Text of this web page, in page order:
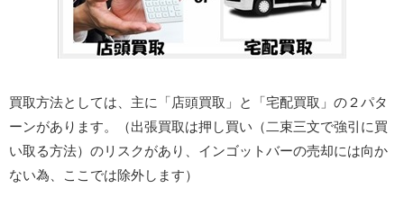
買取方法としては、主に「店頭買取」と「宅配買取」の２パタ
ーンがあります。（出張買取は押し買い（二束三文で強引に買
い取る方法）のリスクがあり、インゴットバーの売却には向か
ない為、ここでは除外します）